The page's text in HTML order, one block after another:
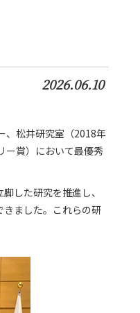
2026.06.10
、松井研究室（2018年
ー賞）において最優秀
した研究を推進し、
ました。これらの研